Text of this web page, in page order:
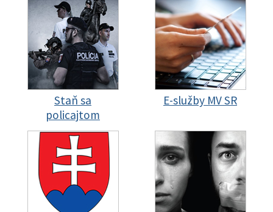
Staň sa
policajtom
E-služby MV SR